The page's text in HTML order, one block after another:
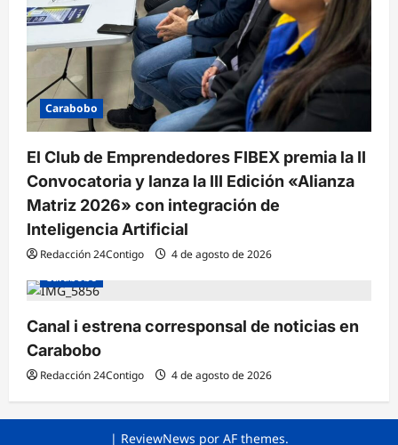
Carabobo
El Club de Emprendedores FIBEX premia la II
Convocatoria y lanza la III Edición «Alianza
Matriz 2026» con integración de
Inteligencia Artificial
Redacción 24Contigo
4 de agosto de 2026
Carabobo
Canal i estrena corresponsal de noticias en
Carabobo
Redacción 24Contigo 4 de agosto de 2026
| ReviewNews por AF themes.